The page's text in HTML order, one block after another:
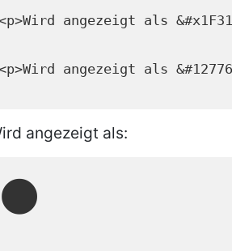
angezeigt als
angezeigt als
angezeigt als:
🌑